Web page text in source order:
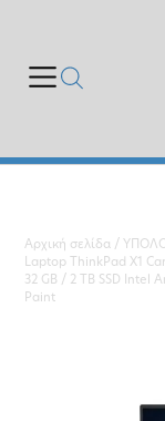
Αρχική σελίδα /
Laptop ThinkPad X1
32 GB / 2 TB SSD Intel
Paint